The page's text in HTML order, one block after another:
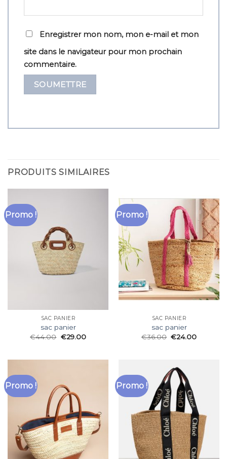
Enregistrer mon nom, mon e-mail et mon
site dans le navigateur pour mon prochain
commentaire.
PRODUITS SIMILAIRES
Promo !
SAC PANIER
sac panier
€44.00 €29.00
Promo !
SAC PANIER
sac panier
€36.00 €24.00
Promo ! Promo !